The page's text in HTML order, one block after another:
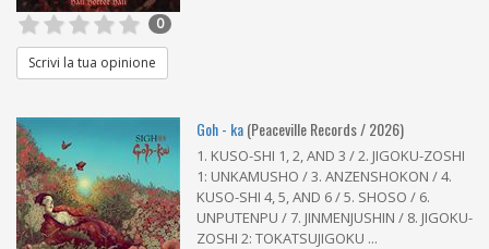
0
Scrivi la tua opinione
Goh - ka(Peaceville Records / 2026)
1. KUSO-SHI 1, 2, AND 3 / 2. JIGOKU-ZOSHI
1: UNKAMUSHO / 3. ANZENSHOKON / 4.
KUSO-SHI 4, 5, AND 6 / 5. SHOSO / 6.
UNPUTENPU / 7. JINMENJUSHIN / 8. JIGOKU-
ZOSHI 2: TOKATSUJIGOKU ...